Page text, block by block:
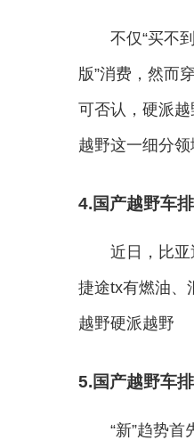
不仅“买不
版”消费，然而
可否认，硬派
越野这一细分领
4.国产越野车
近日，比
捷途tx有燃油、
越野硬派越野
5.国产越野车
“新”趋势